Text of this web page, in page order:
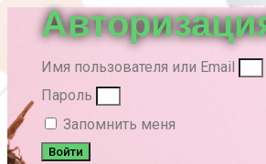
Имя пользователя или Email
Пароль
Запомнить меня
Войти